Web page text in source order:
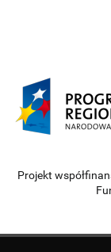
Projekt